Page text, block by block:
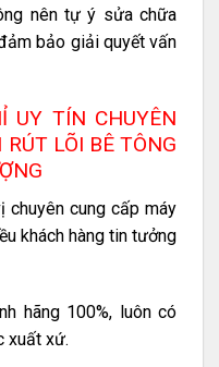
nên tự ý sửa chữa
bảo giải quyết vấn
UY TÍN CHUYÊN
LÕI BÊ TÔNG
chuyên cung cấp máy
khách hàng tin tưởng
hãng 100%, luôn có
xuất xứ.